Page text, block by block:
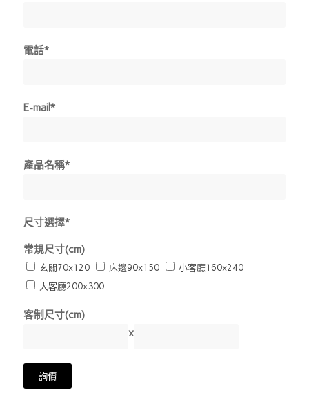
電話*
E-mail*
產品名稱*
尺寸選擇*
常規尺寸(cm)
玄關70x120 床邊90x150
小客廳160x240
大客廳200x300
客制尺寸(cm)
x